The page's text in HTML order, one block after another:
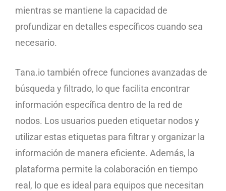
mientras se mantiene la capacidad de
profundizar en detalles específicos cuando sea
necesario.
Tana.io también ofrece funciones avanzadas de
búsqueda y filtrado, lo que facilita encontrar
información específica dentro de la red de
nodos. Los usuarios pueden etiquetar nodos y
utilizar estas etiquetas para filtrar y organizar la
información de manera eficiente. Además, la
plataforma permite la colaboración en tiempo
real, lo que es ideal para equipos que necesitan